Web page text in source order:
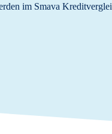
im Smava